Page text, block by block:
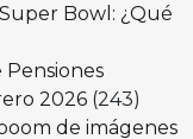
Bowl: ¿Qué
2026 (243)
de imágenes